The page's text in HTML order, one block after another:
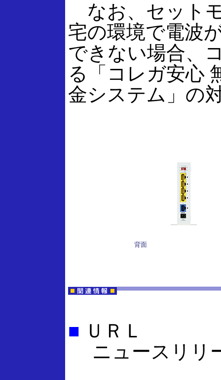
なお、セット
宅の環境で電波
できない場合、
る「コレガ安心
金システム」の
背面
■ ＵＲＬ
ニュースリリ